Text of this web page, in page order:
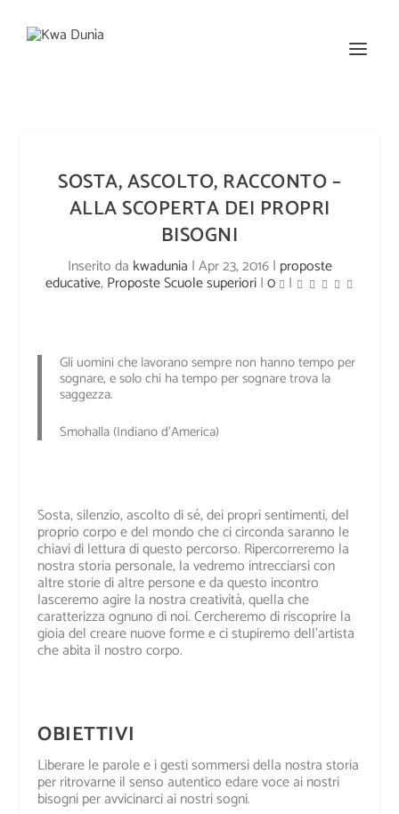
SOSTA, ASCOLTO, RACCONTO –
ALLA SCOPERTA DEI PROPRI
BISOGNI
Inserito da kwadunia |Apr 23, 2016| proposte
educative,Proposte Scuole superiori|0 |
Gli uomini che lavorano sempre non hanno tempo per
sognare, e solo chi ha tempo per sognare trova la
saggezza.
Smohalla (Indiano d’America)
Sosta, silenzio, ascolto di sé, dei propri sentimenti, del
proprio corpo e del mondo che ci circonda saranno le
chiavi di lettura di questo percorso. Ripercorreremo la
nostra storia personale, la vedremo intrecciarsi con
altre storie di altre persone e da questo incontro
lasceremo agire la nostra creatività, quella che
caratterizza ognuno di noi. Cercheremo di riscoprire la
gioia del creare nuove forme e ci stupiremo dell’artista
che abita il nostro corpo.
OBIETTIVI
Liberare le parole e i gesti sommersi della nostra storia
per ritrovarne il senso autentico edare voce ai nostri
bisogni per avvicinarci ai nostri sogni.